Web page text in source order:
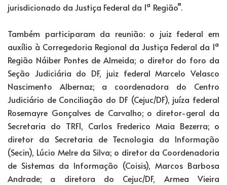
jurisdicionado da Justiça Federal da 1ª Região”.
Também participaram da reunião: o juiz federal em
auxílio à Corregedoria Regional da Justiça Federal da 1ª
Região Náiber Pontes de Almeida; o diretor do foro da
Seção Judiciária do DF, juiz federal Marcelo Velasco
Nascimento Albernaz; a coordenadora do Centro
Judiciário de Conciliação do DF (Cejuc/DF), juíza federal
Rosemayre Gonçalves de Carvalho; o diretor-geral da
Secretaria do TRF1, Carlos Frederico Maia Bezerra; o
diretor da Secretaria de Tecnologia da Informação
(Secin), Lúcio Melre da Silva; o diretor da Coordenadoria
de Sistemas da Informação (Coisis), Marcos Barbosa
Andrade; a diretora do Cejuc/DF, Armea Vieira